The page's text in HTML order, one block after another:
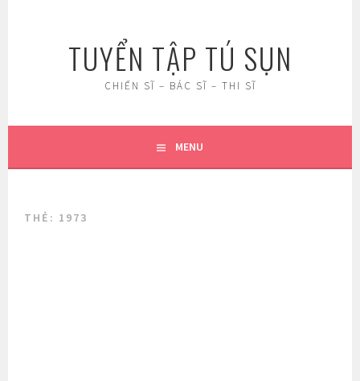
TUYỂN TẬP TÚ SỤN
CHIẾN SĨ – BÁC SĨ – THI SĨ
MENU
THẺ: 1973